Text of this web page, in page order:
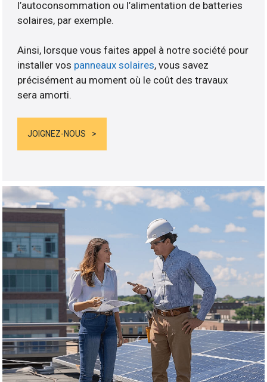
l’autoconsommation ou l’alimentation de batteries
solaires, par exemple.
Ainsi, lorsque vous faites appel à notre société pour
installer vos panneaux solaires, vous savez
précisément au moment où le coût des travaux
sera amorti.
JOIGNEZ-NOUS